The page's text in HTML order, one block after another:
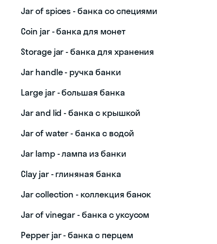
Jar of spices - банка со специями
Coin jar - банка для монет
Storage jar - банка для хранения
Jar handle - ручка банки
Large jar - большая банка
Jar and lid - банка с крышкой
Jar of water - банка с водой
Jar lamp - лампа из банки
Clay jar - глиняная банка
Jar collection - коллекция банок
Jar of vinegar - банка с уксусом
Pepper jar - банка с перцем